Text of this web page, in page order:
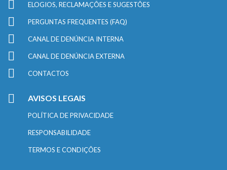
ELOGIOS, RECLAMAÇÕES E SUGESTÕES
PERGUNTAS FREQUENTES (FAQ)
CANAL DE DENÚNCIA INTERNA
CANAL DE DENÚNCIA EXTERNA
CONTACTOS
AVISOS LEGAIS
POLÍTICA DE PRIVACIDADE
RESPONSABILIDADE
TERMOS E CONDIÇÕES